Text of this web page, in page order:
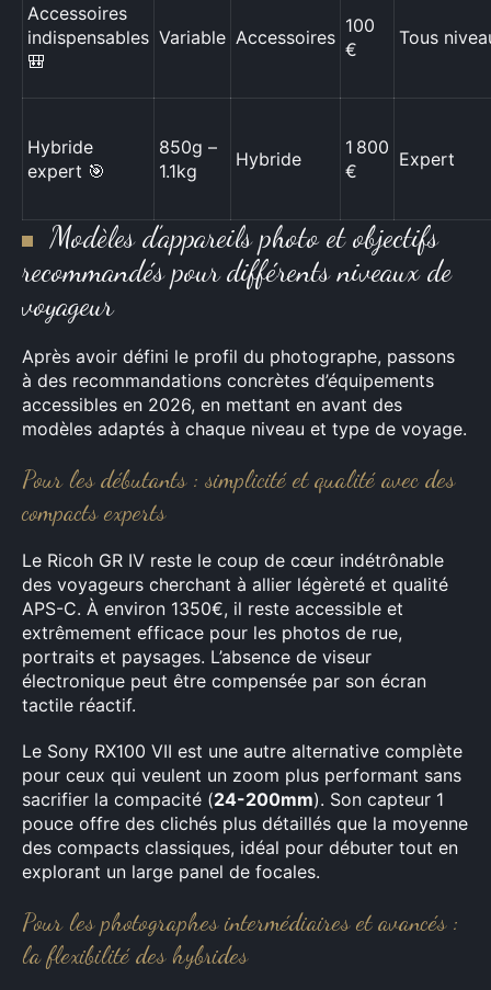
Accessoires
indispensables
🎒
Variable Accessoires
100
€
Tous
Hybride
expert 🎯
850g –
1.1kg
Hybride
1 800
€
Expert
Modèles d’appareils photo et objectifs
recommandés pour différents niveaux de
voyageur
Après avoir défini le profil du photographe, passons
à des recommandations concrètes d’équipements
accessibles en 2026, en mettant en avant des
modèles adaptés à chaque niveau et type de voyage.
Pour les débutants : simplicité et qualité avec des
compacts experts
Le Ricoh GR IV reste le coup de cœur indétrônable
des voyageurs cherchant à allier légèreté et qualité
APS-C. À environ 1350€, il reste accessible et
extrêmement efficace pour les photos de rue,
portraits et paysages. L’absence de viseur
électronique peut être compensée par son écran
tactile réactif.
Le Sony RX100 VII est une autre alternative complète
pour ceux qui veulent un zoom plus performant sans
sacrifier la compacité (24-200mm). Son capteur 1
pouce offre des clichés plus détaillés que la moyenne
des compacts classiques, idéal pour débuter tout en
explorant un large panel de focales.
Pour les photographes intermédiaires et avancés :
la flexibilité des hybrides